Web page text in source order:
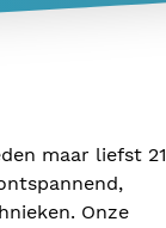
maar liefst 21
Onze